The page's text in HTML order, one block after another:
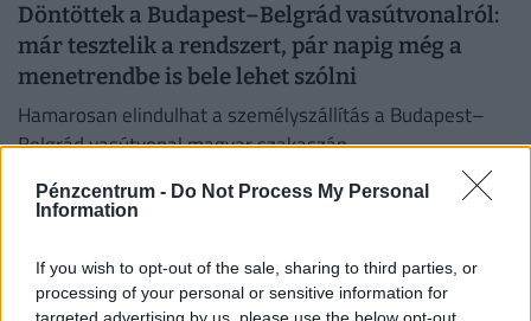
Pénzcentrum - Do Not Process My Personal
Information
If you wish to opt-out of the sale, sharing to third parties, or
processing of your personal or sensitive information for
Döntöttek a Budapest–Belgrád vasútvonalról:
már tesztelik a rendszert, pár napig még a
menetrendbe is bele lehet szólni
Hamarosan elindulhat a személyszállítás a Budapest–
Belgrád vasútvonal magyar szakaszán.